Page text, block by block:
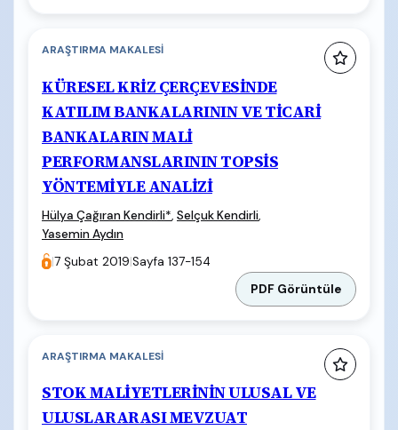
ARAŞTIRMA MAKALESI
KÜRESEL KRİZ ÇERÇEVESİNDE
KATILIM BANKALARININ VE TİCARİ
BANKALARIN MALİ
PERFORMANSLARININ TOPSİS
YÖNTEMİYLE ANALİZİ
Hülya Çağıran Kendirli*, Selçuk Kendirli,
Yasemin Aydın
|7 Şubat 2019|Sayfa 137-154
PDF Görüntüle
ARAŞTIRMA MAKALESI
STOK MALİYETLERİNİN ULUSAL VE
ULUSLARARASI MEVZUAT